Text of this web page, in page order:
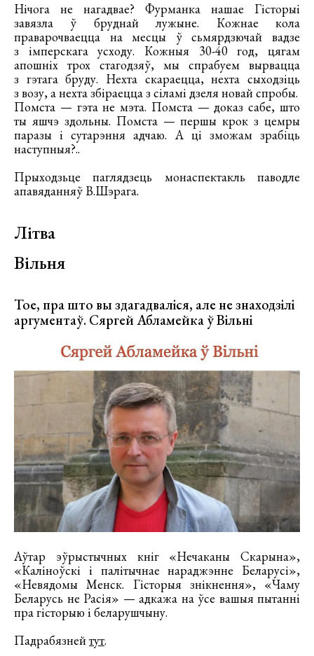
Нічога не нагадвае? Фурманка нашае Гісторыі
завязла ў бруднай лужыне. Кожнае кола
праварочваецца на месцы ў сьмярдзючай вадзе
з імперскага усходу. Кожныя 30-40 год, цягам
апошніх трох стагодзяў, мы спрабуем вырвацца
з гэтага бруду. Нехта скараецца, нехта сыходзіць
з возу, а нехта збіраецца з сіламі дзеля новай спробы.
Помста — гэта не мэта. Помста — доказ сабе, што
ты яшчэ здольны. Помста — першы крок з цемры
паразы і сутарэння адчаю. А ці зможам зрабіць
наступныя?..
Прыходзьце паглядзець монаспектакль паводле
апавяданняў В.Шэрага.
Літва
Вільня
Тое, пра што вы здагадваліся, але не знаходзілі
аргументаў. Сяргей Абламейка ў Вільні
Аўтар эўрыстычных кніг «Нечаканы Скарына»,
«Каліноўскі і палітычнае нараджэнне Беларусі»,
«Невядомы Менск. Гісторыя знікнення», «Чаму
Беларусь не Расія» — адкажа на ўсе вашыя пытанні
пра гісторыю і беларушчыну.
Падрабязнейтут.